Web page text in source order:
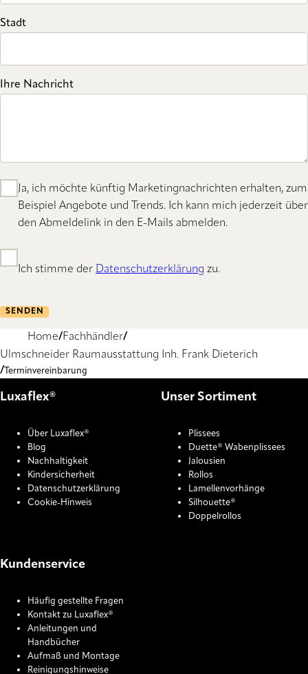
Stadt
Ihre Nachricht
Ja, ich möchte künftig Marketingnachrichten erhalten, zum
Beispiel Angebote und Trends. Ich kann mich jederzeit über
den Abmeldelink in den E-Mails abmelden.
Ich stimme der Datenschutzerklärung zu.
SENDEN
Home Fachhändler
Ulmschneider Raumausstattung Inh. Frank Dieterich
Terminvereinbarung
Luxaflex®
Über Luxaflex®
Blog
Nachhaltigkeit
Kindersicherheit
Datenschutzerklärung
Cookie-Hinweis
Unser Sortiment
Plissees
Duette® Wabenplissees
Jalousien
Rollos
Lamellenvorhänge
Silhouette®
Doppelrollos
Kundenservice
Häufig gestellte Fragen
Kontakt zu Luxaflex®
Anleitungen und
Handbücher
Aufmaß und Montage
Reinigungshinweise